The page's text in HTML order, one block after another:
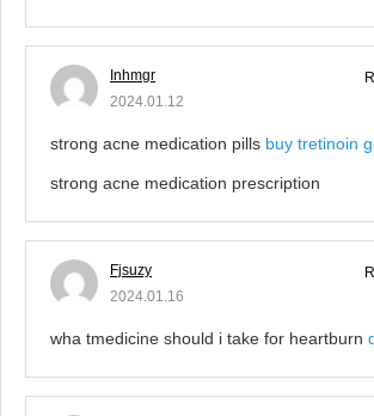
Inhmgr
2024.01.12
strong acne medication pills buy tretinoin
strong acne medication prescription
Fjsuzy
2024.01.16
wha tmedicine should i take for heartburn